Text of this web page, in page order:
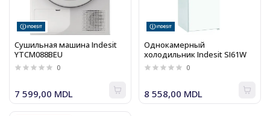
Сушильная машина Indesit
YTCM088BEU
0
7 599,00 MDL
Однокамерный
холодильник Indesit SI61W
0
8 558,00 MDL